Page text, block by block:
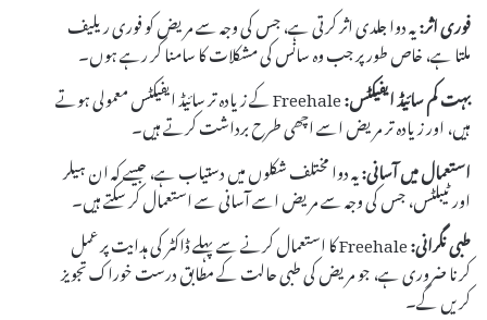
فوری اثر:یہ دوا جلدی اثر کرتی ہے، جس کی وجہ سے مریض کو فوری ریلیف
ملتا ہے، خاص طور پر جب وہ سانس کی مشکلات کا سامنا کر رہے ہوں۔
بہت کم سائیڈ ایفیکٹس:
Freehale کے زیادہ تر سائیڈ ایفیکٹس معمولی ہوتے
ہیں، اور زیادہ تر مریض اسے اچھی طرح برداشت کرتے ہیں۔
استعمال میں آسانی:یہ دوا مختلف شکلوں میں دستیاب ہے، جیسے کہ ان ہیلر
اور ٹیبلٹس، جس کی وجہ سے مریض اسے آسانی سے استعمال کر سکتے ہیں۔
طبی نگرانی:
Freehale کا استعمال کرنے سے پہلے ڈاکٹر کی ہدایت پر عمل
کرنا ضروری ہے، جو مریض کی طبی حالت کے مطابق درست خوراک تجویز
کریں گے۔